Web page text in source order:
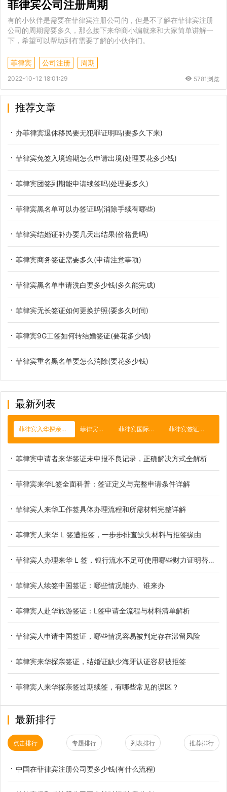
菲律宾公司注册周期
有的小伙伴是需要在菲律宾注册公司的，但是不了解在菲律宾注册
公司的周期需要多久，那么接下来华商小编就来和大家简单讲解一
下，希望可以帮助到有需要了解的小伙伴们。
菲律宾 公司注册 周期
2022-10-12 18:01:29 5781浏览
推荐文章
办菲律宾退休移民要无犯罪证明吗(要多久下来)
菲律宾免签入境逾期怎么申请出境(处理要花多少钱)
菲律宾团签到期能申请续签吗(处理要多久)
菲律宾黑名单可以办签证吗(消除手续有哪些)
菲律宾结婚证补办要几天出结果(价格贵吗)
菲律宾商务签证需要多久(申请注意事项)
菲律宾黑名单申请洗白要多少钱(多久能完成)
菲律宾无长签证如何更换护照(要多久时间)
菲律宾9G工签如何转结婚签证(要花多少钱)
菲律宾重名黑名单要怎么消除(要花多少钱)
最新列表
菲律宾入华探亲签证 菲律宾国旗 菲律宾国际驾照 菲律宾签证逾期
菲律宾申请者来华签证未申报不良记录，正确解决方式全解析
菲律宾来华L签全面科普：签证定义与完整申请条件详解
菲律宾人来华工作签具体办理流程和所需材料完整详解
菲律宾人来华 L 签遭拒签，一步步排查缺失材料与拒签缘由
菲律宾人办理来华 L 签，银行流水不足可使用哪些财力证明替代方案
菲律宾人续签中国签证：哪些情况能办、谁来办
菲律宾人赴华旅游签证：L签申请全流程与材料清单解析
菲律宾人申请中国签证，哪些情况容易被判定存在滞留风险
菲律宾来华探亲签证，结婚证缺少海牙认证容易被拒签
菲律宾人来华探亲签过期续签，有哪些常见的误区？
最新排行
点击排行 专题排行 列表排行 推荐排行
中国在菲律宾注册公司要多少钱(有什么流程)